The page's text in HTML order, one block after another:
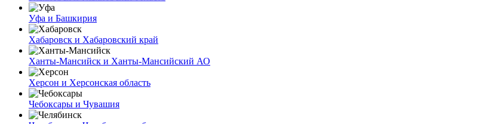
Уфа и Башкирия
Хабаровск и Хабаровский край
Ханты-Мансийск и Ханты-Мансийский АО
Херсон и Херсонская область
Чебоксары и Чувашия